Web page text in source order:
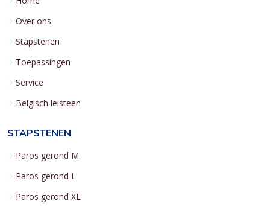
Over ons
Stapstenen
Toepassingen
Service
Belgisch leisteen
STAPSTENEN
Paros gerond M
Paros gerond L
Paros gerond XL